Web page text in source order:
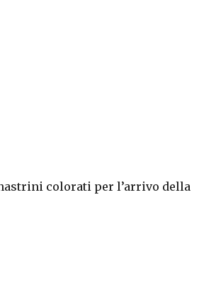
colorati per l’arrivo della